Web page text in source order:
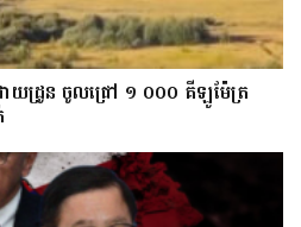
ោយដ្រូន ចូលជ្រៅ ១ ០០០ គីឡូម៉ែត្រ